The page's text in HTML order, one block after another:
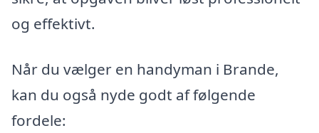
og effektivt.
Når du vælger en handyman i Brande,
kan du også nyde godt af følgende
fordele: